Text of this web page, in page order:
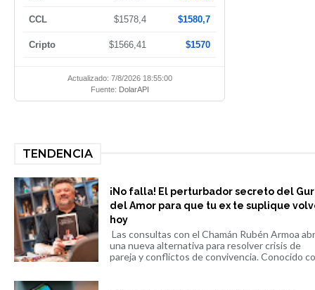
CCL $1578,4 $1580,7
Cripto $1566,41 $1570
Actualizado: 7/8/2026 18:55:00
Fuente: DolarAPI
TENDENCIA
¡No falla! El perturbador secreto del
del Amor para que tu ex te suplique
hoy
Las consultas con el Chamán Rubén Armoa
una nueva alternativa para resolver crisis de
pareja y conflictos de convivencia. Conocido